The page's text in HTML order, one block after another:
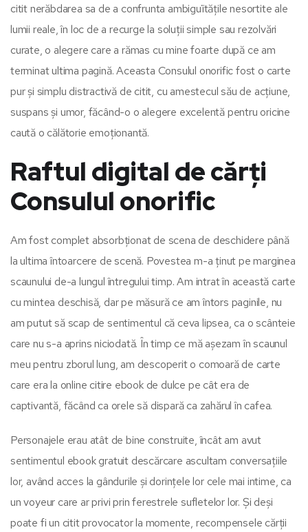
citit nerăbdarea sa de a confrunta ambiguïtățile nesortite ale
lumii reale, în loc de a recurge la soluții simple sau rezolvări
curate, o alegere care a rămas cu mine foarte după ce am
terminat ultima pagină. Aceasta Consulul onorific fost o carte
pur și simplu distractivă de citit, cu amestecul său de acțiune,
suspans și umor, făcând-o o alegere excelentă pentru oricine
caută o călătorie emoționantă.
Raftul digital de cărți
Consulul onorific
Am fost complet absorbționat de scena de deschidere până
la ultima întoarcere de scenă. Povestea m-a ținut pe marginea
scaunului de-a lungul întregului timp. Am intrat în această carte
cu mintea deschisă, dar pe măsură ce am întors paginile, nu
am putut să scap de sentimentul că ceva lipsea, ca o scânteie
care nu s-a aprins niciodată. În timp ce mă așezam în scaunul
meu pentru zborul lung, am descoperit o comoară de carte
care era la online citire ebook de dulce pe cât era de
captivantă, făcând ca orele să dispară ca zahărul în cafea.
Personajele erau atât de bine construite, încât am avut
sentimentul ebook gratuit descărcare ascultam conversațiile
lor, având acces la gândurile și dorințele lor cele mai intime, ca
un voyeur care ar privi prin ferestrele sufletelor lor. Și deși
poate fi un citit provocator la momente, recompensele cărții